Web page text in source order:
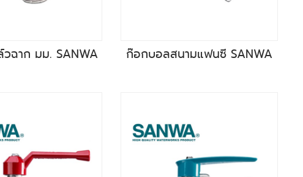
ฉาก มม. SANWA ก๊อกบอลสนามแฟนซี SANWA